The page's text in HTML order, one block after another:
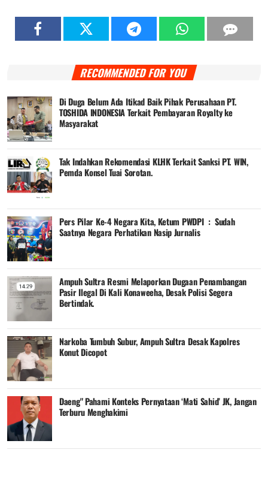
RECOMMENDED FOR YOU
Di Duga Belum Ada Itikad Baik Pihak Perusahaan PT.
TOSHIDA INDONESIA Terkait Pembayaran Royalty ke
Masyarakat
Tak Indahkan Rekomendasi KLHK Terkait Sanksi PT. WIN,
Pemda Konsel Tuai Sorotan.
Pers Pilar Ke-4 Negara Kita, Ketum PWDPI : Sudah
Saatnya Negara Perhatikan Nasip Jurnalis
Ampuh Sultra Resmi Melaporkan Dugaan Penambangan
Pasir Ilegal Di Kali Konaweeha, Desak Polisi Segera
Bertindak.
Narkoba Tumbuh Subur, Ampuh Sultra Desak Kapolres
Konut Dicopot
Daeng" Pahami Konteks Pernyataan ‘Mati Sahid’ JK, Jangan
Terburu Menghakimi